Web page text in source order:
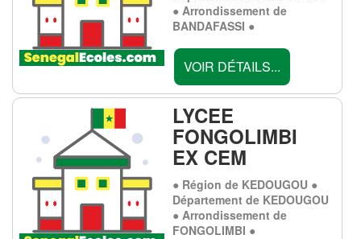
● Arrondissement de
BANDAFASSI ●
VOIR DÉTAILS...
LYCEE
FONGOLIMBI
EX CEM
● Région de KEDOUGOU ●
Département de KEDOUGOU
● Arrondissement de
FONGOLIMBI ●